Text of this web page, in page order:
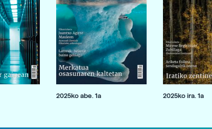
2025ko abe. 1a 2025ko ira. 1a